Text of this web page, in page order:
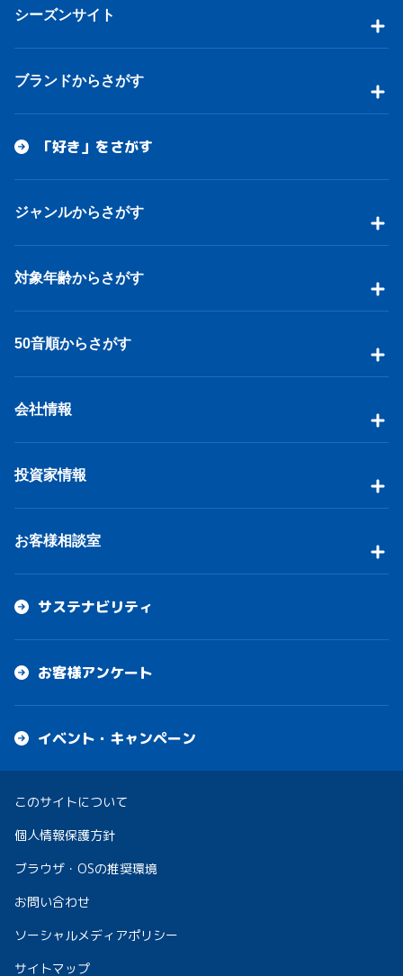
シーズンサイト
ブランドからさがす
「好き」をさがす
ジャンルからさがす
対象年齢からさがす
50音順からさがす
会社情報
投資家情報
お客様相談室
サステナビリティ
お客様アンケート
イベント・キャンペーン
このサイトについて
個人情報保護方針
ブラウザ・OSの推奨環境
お問い合わせ
ソーシャルメディアポリシー
サイトマップ